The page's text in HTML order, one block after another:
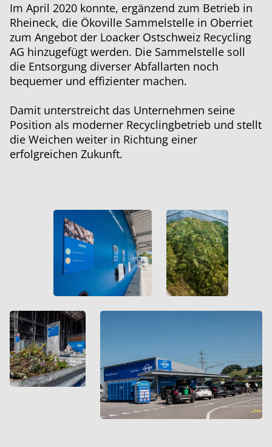
Im April 2020 konnte, ergänzend zum Betrieb in
Rheineck, die Ökoville Sammelstelle in Oberriet
zum Angebot der Loacker Ostschweiz Recycling
AG hinzugefügt werden. Die Sammelstelle soll
die Entsorgung diverser Abfallarten noch
bequemer und effizienter machen.
Damit unterstreicht das Unternehmen seine
Position als moderner Recyclingbetrieb und stellt
die Weichen weiter in Richtung einer
erfolgreichen Zukunft.